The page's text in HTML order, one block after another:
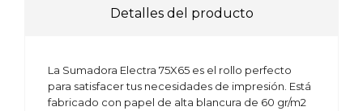
Detalles del producto
La Sumadora Electra 75X65 es el rollo perfecto
para satisfacer tus necesidades de impresión. Está
fabricado con papel de alta blancura de 60 gr/m2